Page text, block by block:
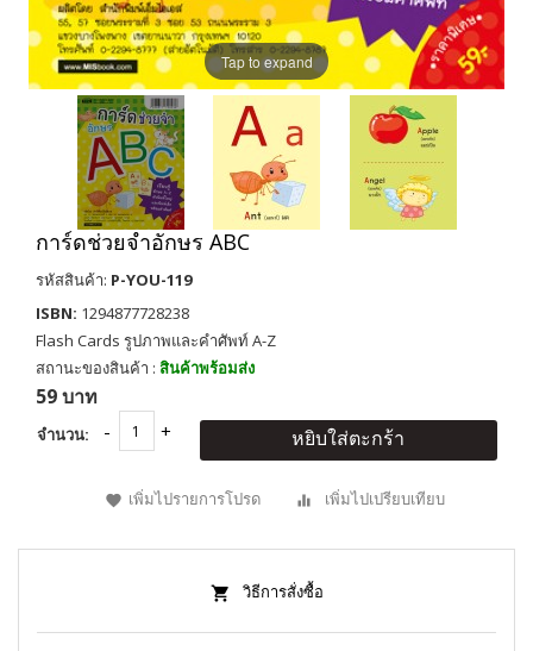
Tap to expand
การ์ดช่วยจำอักษร ABC
รหัสสินค้า: P-YOU-119
ISBN: 1294877728238
Flash Cards รูปภาพและคำศัพท์ A-Z
สถานะของสินค้า : สินค้าพร้อมส่ง
59 บาท
จำนวน: หยิบใส่ตะกร้า
เพิ่มไปรายการโปรด เพิ่มไปเปรียบเทียบ
วิธีการสั่งซื้อ